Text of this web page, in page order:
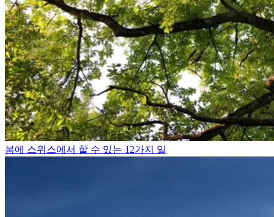
봄에 스위스에서 할 수 있는 12가지 일